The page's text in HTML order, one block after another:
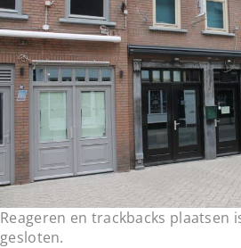
Reageren en trackbacks plaatsen
gesloten.